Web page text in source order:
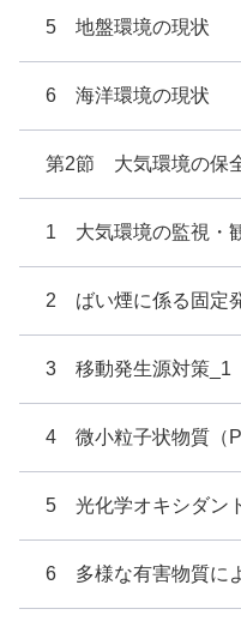
5 地盤環境の現状
6 海洋環境の現状
第2節 大気環境の保
1 大気環境の監視・
2 ばい煙に係る固定
3 移動発生源対策_1
4 微小粒子状物質（
5 光化学オキシダン
6 多様な有害物質に